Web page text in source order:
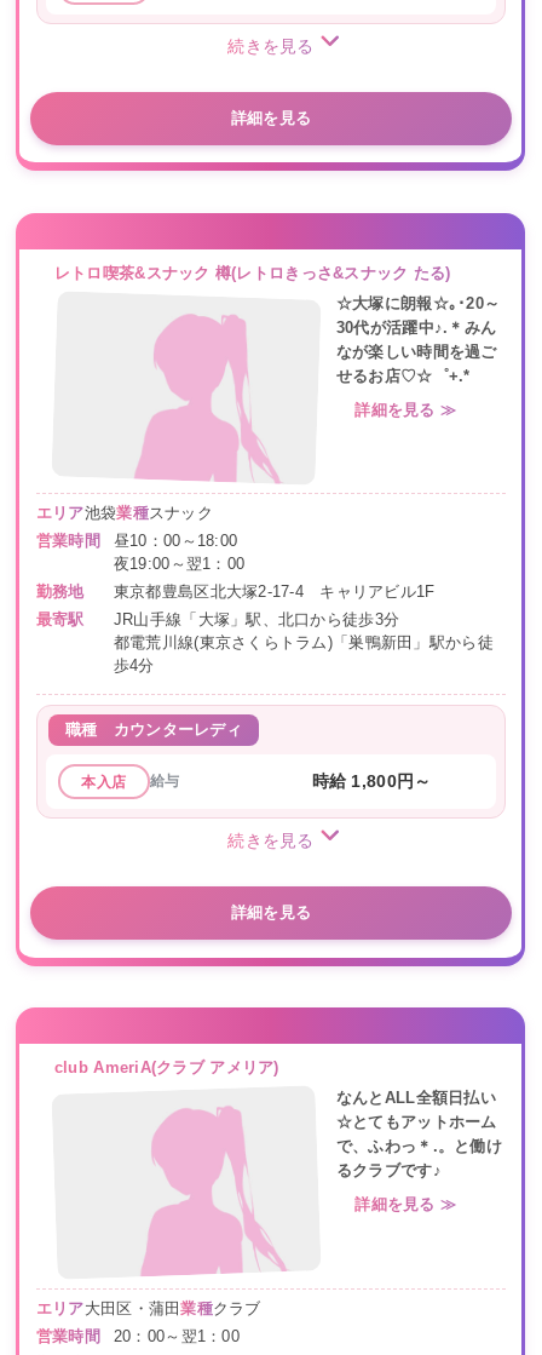
続きを見る
詳細を見る
レトロ喫茶&スナック 樽(レトロきっさ&スナック たる)
☆大塚に朗報☆｡･20～
30代が活躍中♪.＊みん
なが楽しい時間を過ご
せるお店♡☆゜+.*
詳細を見る ≫
エリア池袋業種スナック
営業時間
昼10：00～18:00
夜19:00～翌1：00
勤務地
東京都豊島区北大塚2-17-4 キャリアビル1F
最寄駅
JR山手線「大塚」駅、北口から徒歩3分
都電荒川線(東京さくらトラム)「巣鴨新田」駅から徒
歩4分
職種 カウンターレディ
本入店 給与 時給 1,800円～
続きを見る
詳細を見る
club AmeriA(クラブ アメリア)
なんとALL全額日払い
☆とてもアットホーム
で、ふわっ＊.。と働け
るクラブです♪
詳細を見る ≫
エリア大田区・蒲田業種クラブ
営業時間
20：00～翌1：00